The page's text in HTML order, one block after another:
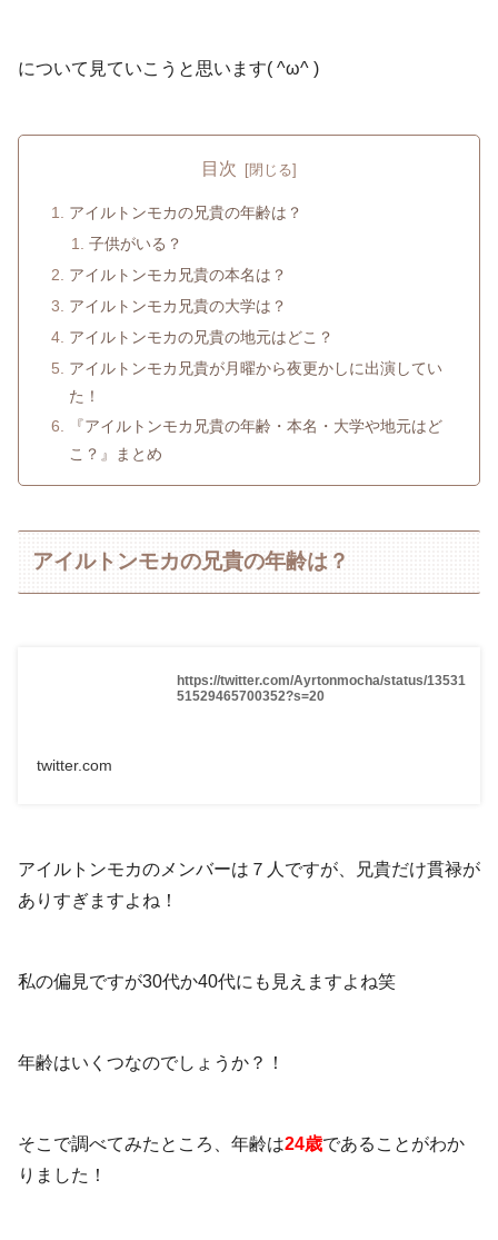
について見ていこうと思います( ^ω^ )
目次
アイルトンモカの兄貴の年齢は？
子供がいる？
アイルトンモカ兄貴の本名は？
アイルトンモカ兄貴の大学は？
アイルトンモカの兄貴の地元はどこ？
アイルトンモカ兄貴が月曜から夜更かしに出演してい
た！
『アイルトンモカ兄貴の年齢・本名・大学や地元はど
こ？』まとめ
アイルトンモカの兄貴の年齢は？
https://twitter.com/Ayrtonmocha/status/13531
51529465700352?s=20
twitter.com
アイルトンモカのメンバーは７人ですが、兄貴だけ貫禄が
ありすぎますよね！
私の偏見ですが30代か40代にも見えますよね笑
年齢はいくつなのでしょうか？！
そこで調べてみたところ、年齢は24歳であることがわか
りました！